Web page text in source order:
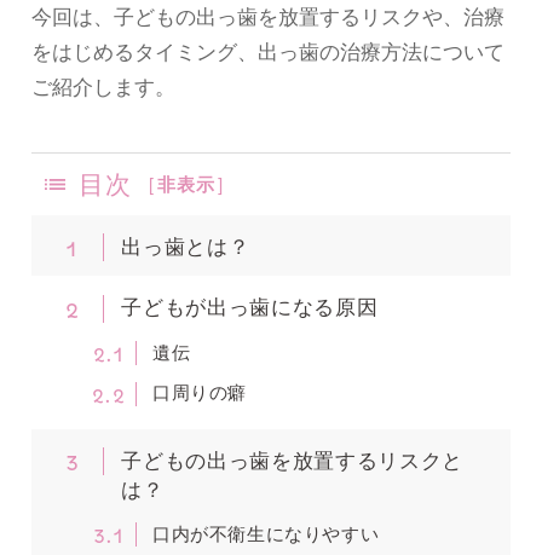
今回は、子どもの出っ歯を放置するリスクや、治療
をはじめるタイミング、出っ歯の治療方法について
ご紹介します。
目次 [非表示]
1 出っ歯とは？
2 子どもが出っ歯になる原因
2.1 遺伝
2.2 口周りの癖
3
子どもの出っ歯を放置するリスクと
は？
3.1 口内が不衛生になりやすい